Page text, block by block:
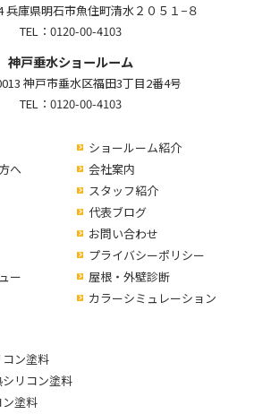
兵庫県明石市魚住町清水２０５１−８
TEL： 0120-00-4103
神戸垂水ショールーム
神戸市垂水区福田3丁目2番4号
TEL： 0120-00-4103
へ
ショールーム紹介
会社案内
スタッフ紹介
代表ブログ
お問い合わせ
プライバシーポリシー
ー
屋根・外壁診断
カラーシミュレーション
ン塗料
リコン塗料
塗料